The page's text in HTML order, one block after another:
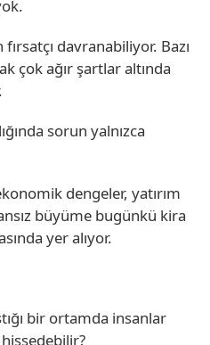
davranabiliyor. Bazı
çok ağır şartlar altında
sorun yalnızca
dengeler, yatırım
büyüme bugünkü kira
yer alıyor.
bir ortamda insanlar